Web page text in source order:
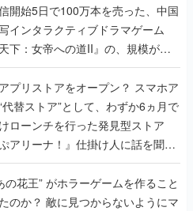
開始5日で100万本を売った、中国
インタラクティブドラマゲーム
天下：女帝への道II』の、規模が違
りをプロデューサーに聞いた
リストアをオープン？ スマホア
代替ストア”として、わずか6ヵ月で
ローンチを行った発見型ストア
ぷアリーナ！』仕掛け人に話を聞い
の花王” がホラーゲームを作ること
つからないようにマ